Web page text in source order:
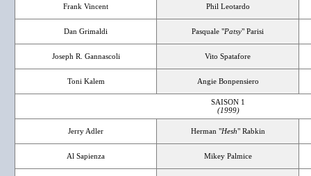
Frank Vincent Phil Leotardo
Dan Grimaldi Pasquale "Patsy" Parisi
Joseph R. Gannascoli Vito Spatafore
Toni Kalem Angie Bonpensiero
SAISON 1
(1999)
Jerry Adler Herman "Hesh" Rabkin
Al Sapienza Mikey Palmice